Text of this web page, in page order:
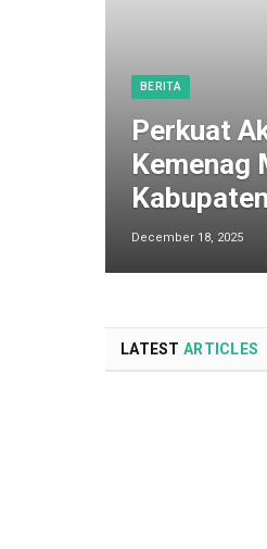
BERITA
Perkuat
Kemenag
December 18, 2025
LATEST ARTICLES